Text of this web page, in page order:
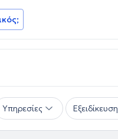
Υπηρεσίες Εξειδίκευση